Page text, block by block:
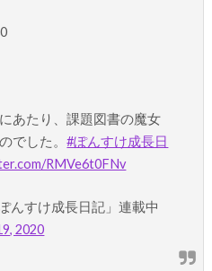
あたり、課題図書の魔女
でした。#ぽんすけ成長日
RMVe6t0FNv
んすけ成長日記」連載中
2020